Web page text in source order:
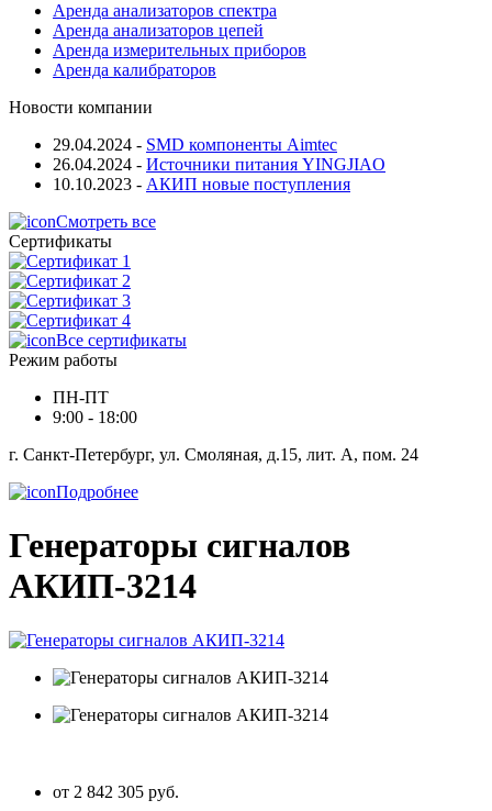
Аренда анализаторов спектра
Аренда анализаторов цепей
Аренда измерительных приборов
Аренда калибраторов
Новости компании
29.04.2024 - SMD компоненты Aimtec
26.04.2024 - Источники питания YINGJIAO
10.10.2023 - АКИП новые поступления
Смотреть все
Сертификаты
Все сертификаты
Режим работы
ПН-ПТ
9:00 - 18:00
г. Санкт-Петербург, ул. Смоляная, д.15, лит. А, пом. 24
Подробнее
Генераторы сигналов
АКИП-3214
от 2 842 305 руб.